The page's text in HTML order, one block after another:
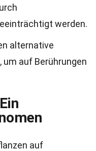
werden.
alternative
auf Berührungen
auf